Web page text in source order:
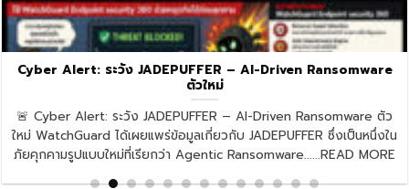
Cyber Alert: ระวัง JADEPUFFER – AI-Driven Ransomware
ตัวใหม่
🚨 Cyber Alert: ระวัง JADEPUFFER – AI-Driven Ransomware ตัว
ใหม่ WatchGuard ได้เผยแพร่ข้อมูลเกี่ยวกับ JADEPUFFER ซึ่งเป็นหนึ่งใน
ภัยคุกคามรูปแบบใหม่ที่เรียกว่า Agentic Ransomware......READ MORE